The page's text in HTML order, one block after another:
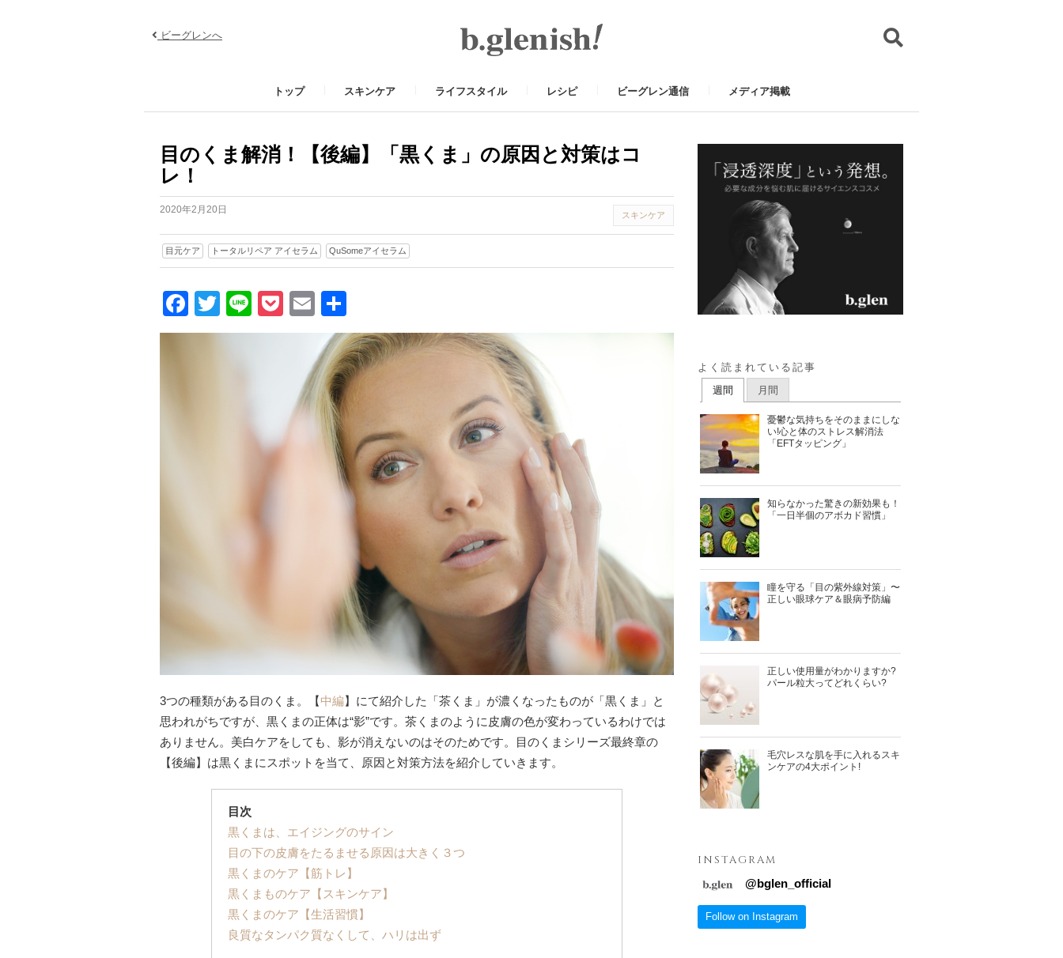
ビーグレンへ
トップ スキンケア ライフスタイル レシピ ビーグレン通信 メディア掲載
目のくま解消！【後編】「黒くま」の原因と対策はコ
レ！
2020年2月20日 スキンケア
目元ケア トータルリペア アイセラム QuSomeアイセラム
Facebook
Twitter
LinePocket
Email
3つの種類がある目のくま。【中編】にて紹介した「茶くま」が濃くなったものが「黒くま」と
思われがちですが、黒くまの正体は“影”です。茶くまのように皮膚の色が変わっているわけでは
ありません。美白ケアをしても、影が消えないのはそのためです。目のくまシリーズ最終章の
【後編】は黒くまにスポットを当て、原因と対策方法を紹介していきます。
目次
黒くまは、エイジングのサイン
目の下の皮膚をたるませる原因は大きく３つ
黒くまのケア【筋トレ】
黒くまものケア【スキンケア】
黒くまのケア【生活習慣】
良質なタンパク質なくして、ハリは出ず
よく読まれている記事
週間 月間
憂鬱な気持ちをそのままにしな
い!心と体のストレス解消法
「EFTタッピング」
知らなかった驚きの新効果も！
「一日半個のアボカド習慣」
瞳を守る「目の紫外線対策」〜
正しい眼球ケア＆眼病予防編
正しい使用量がわかりますか?
パール粒大ってどれくらい?
毛穴レスな肌を手に入れるスキ
ンケアの4大ポイント!
INSTAGRAM
@bglen_official
Follow on Instagram